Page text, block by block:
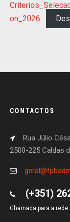
on_2026
CONTACTOS
Rua Júlio
2500-225 Caldas
(+351)
Chamada para a rede